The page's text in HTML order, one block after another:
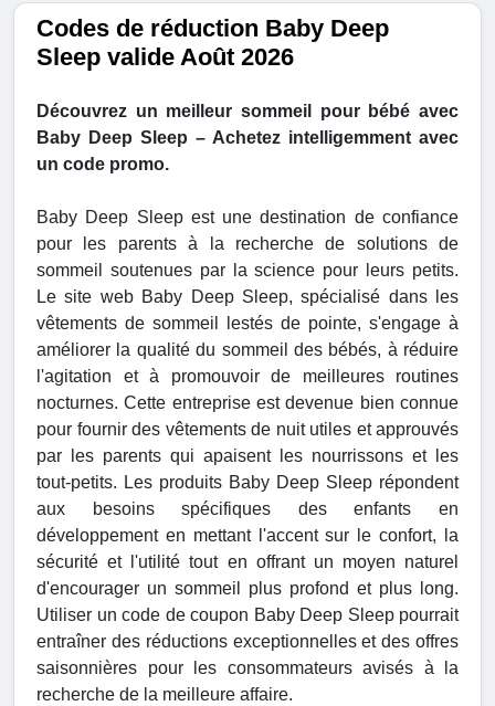
Codes de réduction Baby Deep
Sleep valide Août 2026
Découvrez un meilleur sommeil pour bébé avec
Baby Deep Sleep – Achetez intelligemment avec
un code promo.
Baby Deep Sleep est une destination de confiance
pour les parents à la recherche de solutions de
sommeil soutenues par la science pour leurs petits.
Le site web Baby Deep Sleep, spécialisé dans les
vêtements de sommeil lestés de pointe, s'engage à
améliorer la qualité du sommeil des bébés, à réduire
l'agitation et à promouvoir de meilleures routines
nocturnes. Cette entreprise est devenue bien connue
pour fournir des vêtements de nuit utiles et approuvés
par les parents qui apaisent les nourrissons et les
tout-petits. Les produits Baby Deep Sleep répondent
aux besoins spécifiques des enfants en
développement en mettant l'accent sur le confort, la
sécurité et l'utilité tout en offrant un moyen naturel
d'encourager un sommeil plus profond et plus long.
Utiliser un code de coupon Baby Deep Sleep pourrait
entraîner des réductions exceptionnelles et des offres
saisonnières pour les consommateurs avisés à la
recherche de la meilleure affaire.